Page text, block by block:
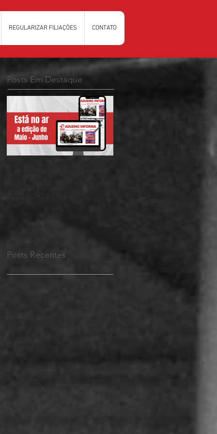
REGULARIZAR FILIAÇÕES CONTATO
Posts Em Destaque
Posts Recentes